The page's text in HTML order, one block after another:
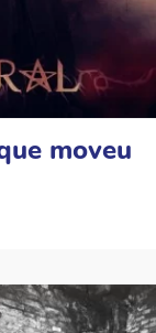
moveu